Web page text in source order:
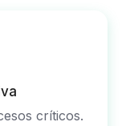
críticos.